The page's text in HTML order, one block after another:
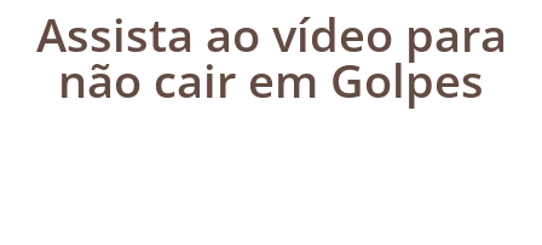
Assista ao vídeo para
não cair em Golpes